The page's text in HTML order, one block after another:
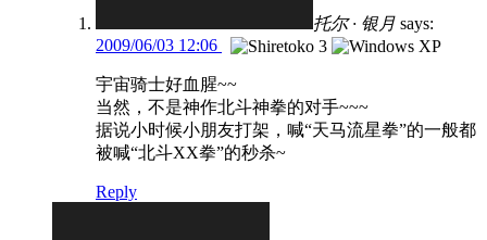
托尔 · 银月 says:
2009/06/03 12:06
宇宙骑士好血腥~~
当然，不是神作北斗神拳的对手~~~
据说小时候小朋友打架，喊“天马流星拳”的一般都
被喊“北斗XX拳”的秒杀~
Reply